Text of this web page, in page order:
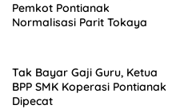
Pemkot Pontianak
Normalisasi Parit Tokaya
Tak Bayar Gaji Guru, Ketua
BPP SMK Koperasi Pontianak
Dipecat